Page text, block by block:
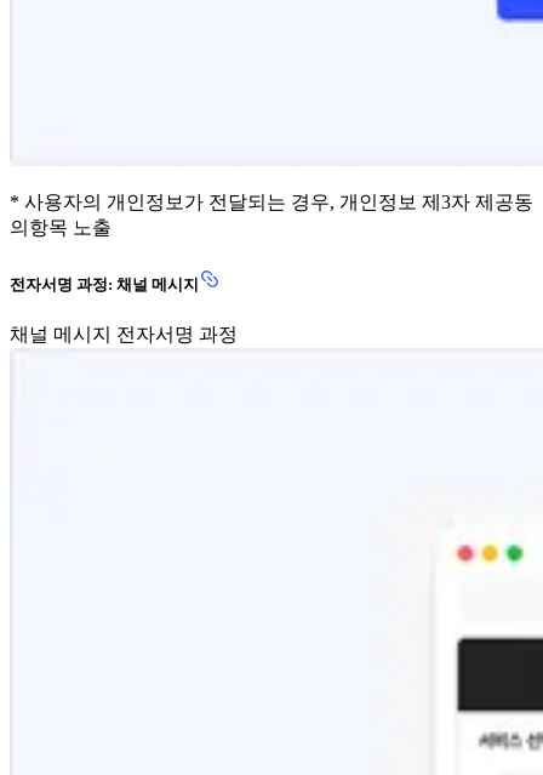
* 사용자의 개인정보가 전달되는 경우, 개인정보 제3자 제공동
의항목 노출
전자서명 과정: 채널 메시지
채널 메시지 전자서명 과정